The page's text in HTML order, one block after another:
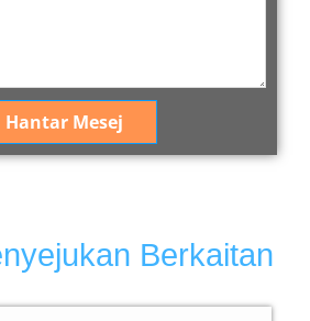
Hantar Mesej
Berkaitan